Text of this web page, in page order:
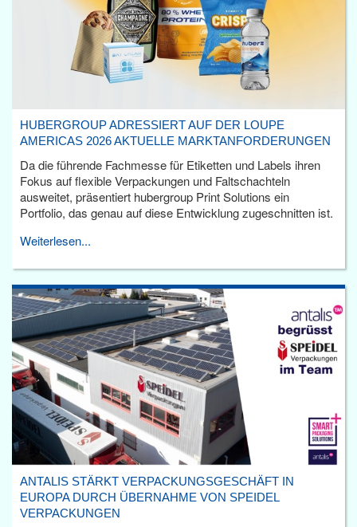
HUBERGROUP ADRESSIERT AUF DER LOUPE
AMERICAS 2026 AKTUELLE MARKTANFORDERUNGEN
Da die führende Fachmesse für Etiketten und Labels ihren
Fokus auf flexible Verpackungen und Faltschachteln
ausweitet, präsentiert hubergroup Print Solutions ein
Portfolio, das genau auf diese Entwicklung zugeschnitten ist.
Weiterlesen...
ANTALIS STÄRKT VERPACKUNGSGESCHÄFT IN
EUROPA DURCH ÜBERNAHME VON SPEIDEL
VERPACKUNGEN